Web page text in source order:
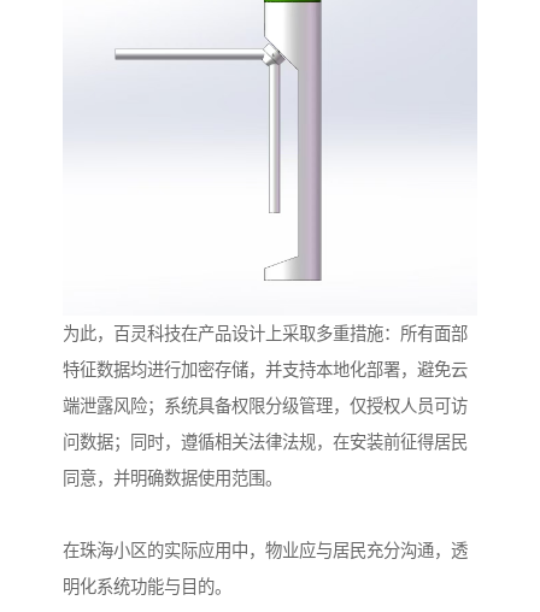
为此，百灵科技在产品设计上采取多重措施：所有面部
特征数据均进行加密存储，并支持本地化部署，避免云
端泄露风险；系统具备权限分级管理，仅授权人员可访
问数据；同时，遵循相关法律法规，在安装前征得居民
同意，并明确数据使用范围。
在珠海小区的实际应用中，物业应与居民充分沟通，透
明化系统功能与目的。